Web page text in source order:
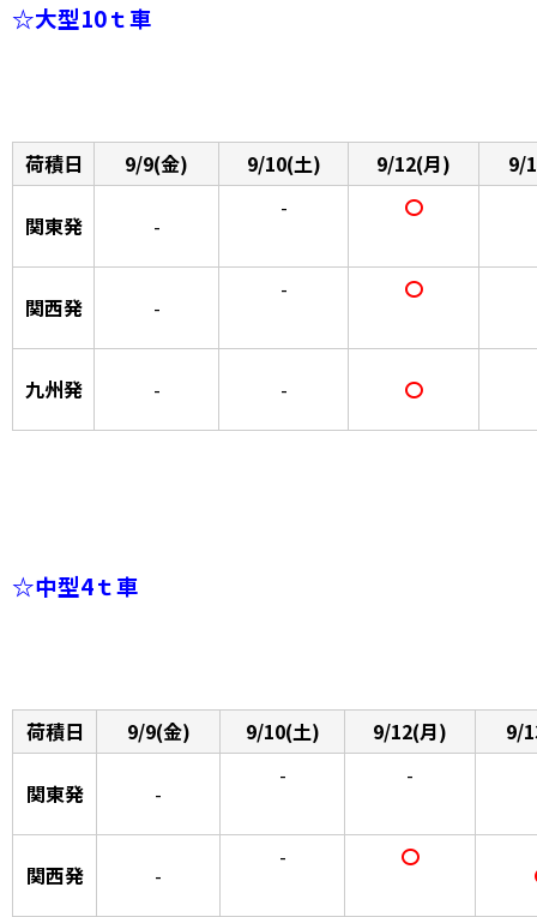
☆大型10ｔ車
荷積日 9/9(金) 9/10(土) 9/12(月) 9/
関東発 -
- 〇
関西発 -
- 〇
九州発 - - 〇
☆中型4ｔ車
荷積日 9/9(金) 9/10(土) 9/12(月) 9/
関東発 -
- -
関西発 -
- 〇